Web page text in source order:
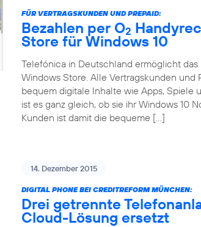
FÜR VERTRAGSKUNDEN UND PREPAID:
Bezahlen per O2
Store für Windows 10
Telefónica in Deutschland ermöglicht
Windows Store. Alle Vertragskunden und
bequem digitale Inhalte wie Apps, Spiele
ist es ganz gleich, ob sie ihr Windows 10
Kunden ist damit die bequeme […]
14. Dezember 2015
DIGITAL PHONE BEI CREDITREFORM MÜNCHEN:
Drei getrennte
Cloud-Lösung ersetzt